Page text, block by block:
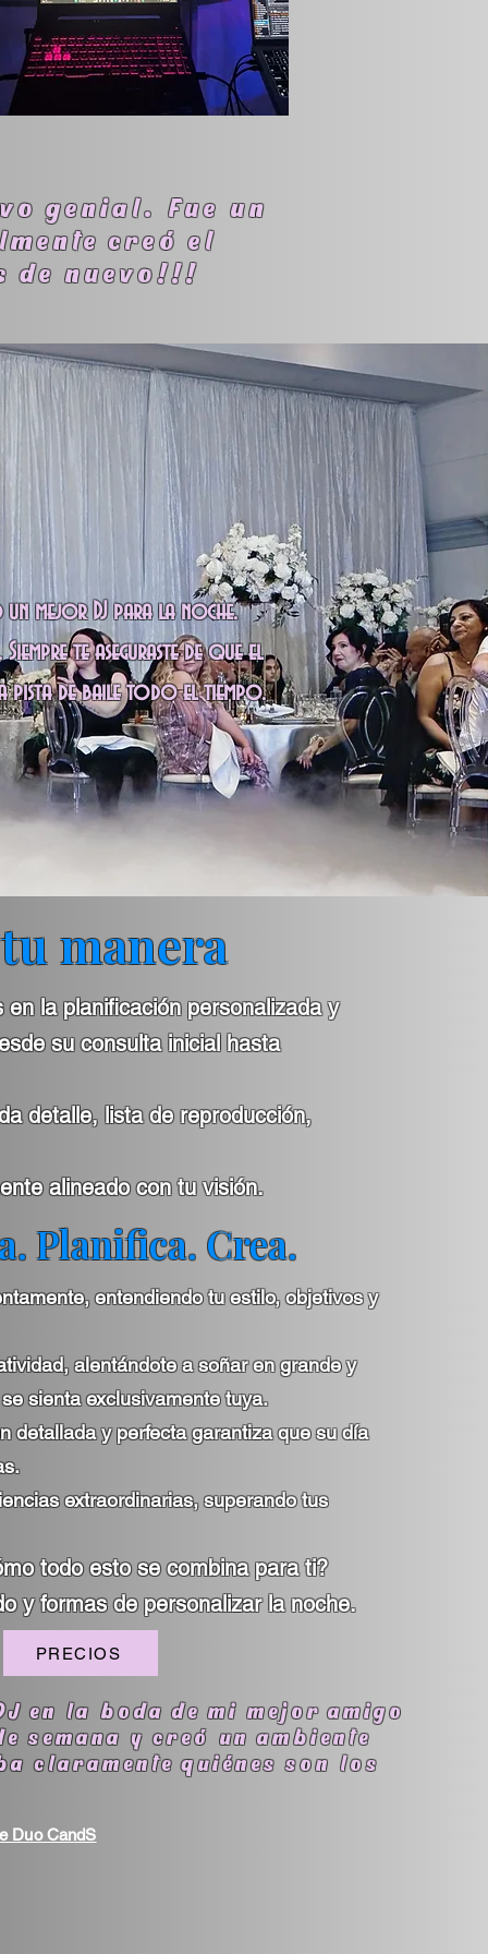
genial. Fue un
creó el
de nuevo!!!
mejor DJ para la noche.
te aseguraste de que el
pista de baile todo el tiempo.
manera
la planificación personalizada y
su consulta inicial hasta
detalle, lista de reproducción,
alineado con tu visión.
Planifica. Crea.
entendiendo tu estilo, objetivos y
alentándote a soñar en grande y
sienta exclusivamente tuya.
detallada y perfecta garantiza que su día
extraordinarias, superando tus
todo esto se combina para ti?
y formas de personalizar la noche.
PRECIOS
en la boda de mi mejor amigo
semana y creó un ambiente
claramente quiénes son los
Duo CandS